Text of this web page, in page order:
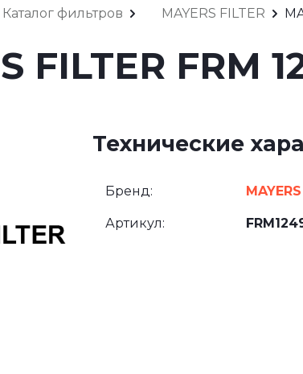
Каталог фильтров MAYERS FILTER
FILTER FRM
Технические
Бренд:
Артикул: